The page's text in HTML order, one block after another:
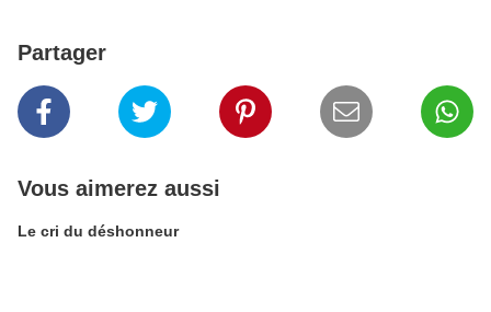
Partager
Vous aimerez aussi
Le cri du déshonneur